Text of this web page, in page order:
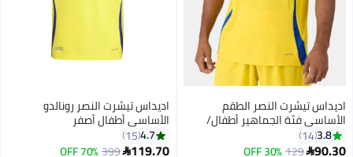
اديداس تيشرت النصر الطقم
الأساسي فئة الجماهير أطفال/
الاصفر
3.8
14
90.30
129
30% OFF
اديداس تيشرت النصر رونالدو
الأساسي أطفال أصفر
4.7
15
119.70
399
70% OFF
#29 في قمصان الأولاد
أقل سعر في السنة